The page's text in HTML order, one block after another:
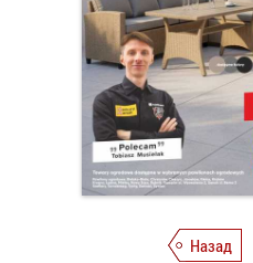
Назад